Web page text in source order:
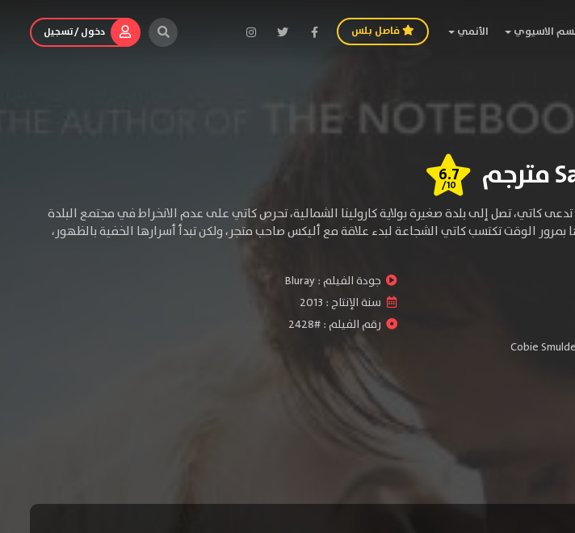
الاسيوي الأنمي فاصل بلس دخول / تسجيل
6.7
/10
كاتي، تصل إلى بلدة صغيرة بولاية كارولينا الشمالية، تحرص كاتي على عدم الانخراط في مجتمع البلدة
بمرور الوقت تكتسب كاتي الشجاعة لبدء علاقة مع أليكس صاحب متجر، ولكن تبدأ أسرارها الخفية بالظهور،
جودة الفيلم :Bluray
سنة الإنتاج : 2013
رقم الفيلم : #2428
Cobie